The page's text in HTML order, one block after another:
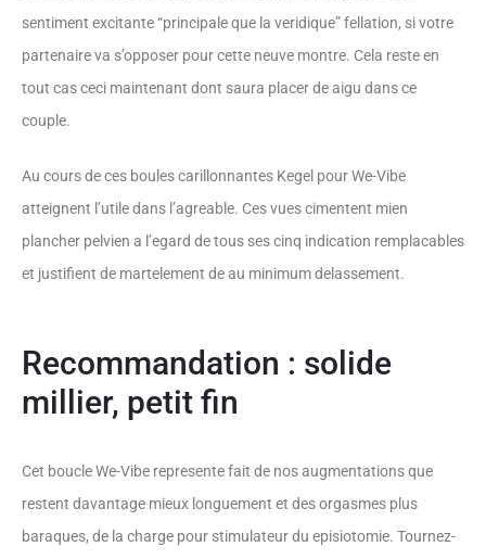
sentiment excitante “principale que la veridique” fellation, si votre
partenaire va s’opposer pour cette neuve montre. Cela reste en
tout cas ceci maintenant dont saura placer de aigu dans ce
couple.
Au cours de ces boules carillonnantes Kegel pour We-Vibe
atteignent l’utile dans l’agreable. Ces vues cimentent mien
plancher pelvien a l’egard de tous ses cinq indication remplacables
et justifient de martelement de au minimum delassement.
Recommandation : solide
millier, petit fin
Cet boucle We-Vibe represente fait de nos augmentations que
restent davantage mieux longuement et des orgasmes plus
baraques, de la charge pour stimulateur du episiotomie. Tournez-